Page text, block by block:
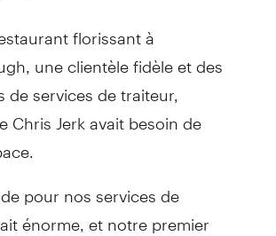
florissant à
une clientèle fidèle et des
de services de traiteur,
Chris Jerk avait besoin de
pour nos services de
énorme, et notre premier